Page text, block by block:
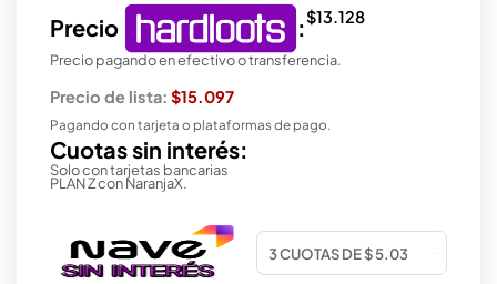
Precio :$13.128
Precio pagando en efectivo o transferencia.
Precio de lista: $15.097
Pagando con tarjeta o plataformas de pago.
Cuotas sin interés:
Solo con tarjetas bancarias
PLAN Z con NaranjaX.